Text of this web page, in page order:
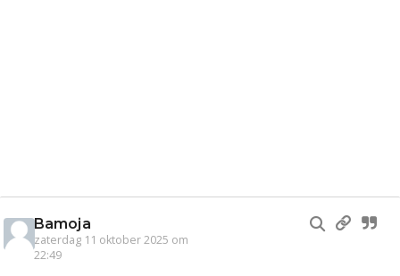
Bamoja
zaterdag 11 oktober 2025 om
22:49